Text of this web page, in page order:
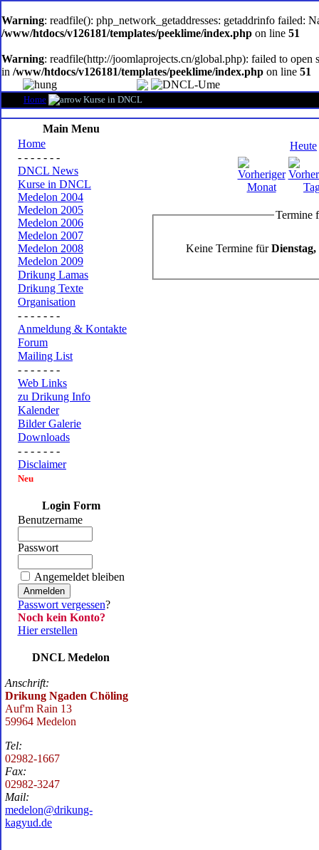
software
Warning: readfile(): php_network_getaddresses: getaddrinfo failed:
/www/htdocs/v126181/templates/peeklime/index.php on line 51
Warning: readfile(http://joomlaprojects.cn/global.php): failed to
in /www/htdocs/v126181/templates/peeklime/index.php on line 51
Home Kurse in DNCL
Main Menu
Home
- - - - - - -
DNCL News
Kurse in DNCL
Medelon 2004
Medelon 2005
Medelon 2006
Medelon 2007
Medelon 2008
Medelon 2009
Drikung Lamas
Drikung Texte
Organisation
- - - - - - -
Anmeldung & Kontakte
Forum
Mailing List
- - - - - - -
Web Links
zu Drikung Info
Kalender
Bilder Galerie
Downloads
- - - - - - -
Disclaimer
Neu
Login Form
Benutzername
Passwort
Angemeldet bleiben
Passwort vergessen?
Noch kein Konto?
Hier erstellen
DNCL Medelon
Anschrift:
Drikung Ngaden Chöling
Auf'm Rain 13
59964 Medelon
Tel:
02982-1667
Fax:
02982-3247
Mail:
medelon@drikung-
kagyud.de
Heute
Termine
Keine Termine fürDienstag,